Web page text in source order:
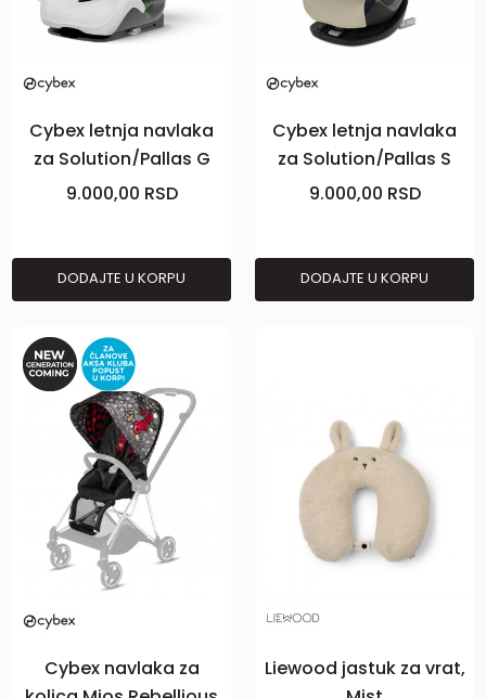
Cybex letnja navlaka
za Solution/Pallas G
Bela
9.000,00 RSD
DODAJTE U KORPU
Cybex letnja navlaka
za Solution/Pallas S
Beige
9.000,00 RSD
DODAJTE U KORPU
Cybex navlaka za
Liewood jastuk za vrat,